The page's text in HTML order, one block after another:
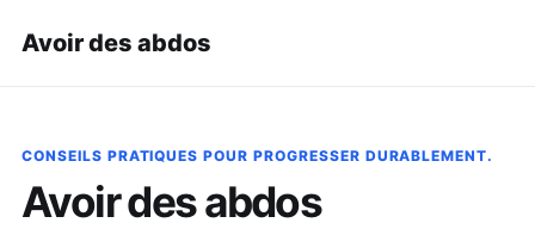
Avoir des abdos
CONSEILS PRATIQUES POUR PROGRESSER DURABLEMENT.
Avoir des abdos